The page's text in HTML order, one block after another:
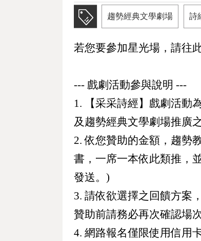
趨勢經典文學劇場 詩
若您要參加星光場，請往
--- 戲劇活動參與說明 ---
1. 【采采詩經】戲劇活動
及趨勢經典文學劇場推廣之
2. 依您贊助的金額，趨勢
書，一席一本依此類推，
發送。)
3. 請依欲選擇之回饋方案
贊助前請務必再次確認場
4. 網路報名僅限使用信用